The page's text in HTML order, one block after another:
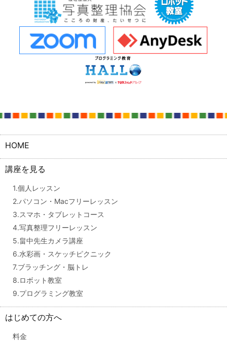
HOME
講座を見る
1.個人レッスン
2.パソコン・Macフリーレッスン
3.スマホ・タブレットコース
4.写真整理フリーレッスン
5.畠中先生カメラ講座
6.水彩画・スケッチピクニック
7.ブラッチング・脳トレ
8.ロボット教室
9.プログラミング教室
はじめての方へ
料金